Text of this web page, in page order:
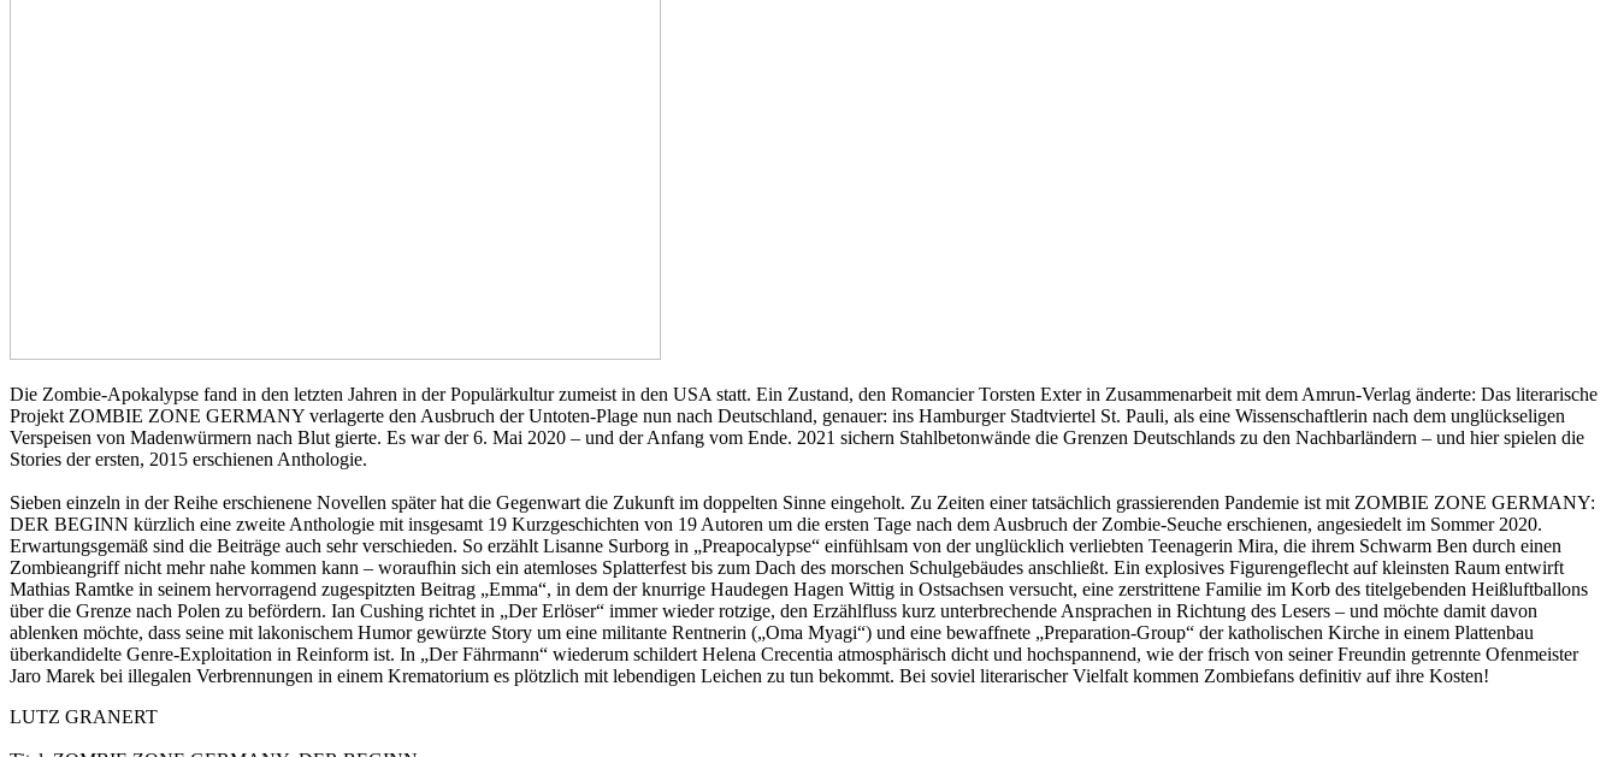
Die Zombie-Apokalypse fand in den letzten Jahren in der Populärkultur zumeist in den USA statt. Ein Zustand, den Romancier Torsten Exter in Zusammenarbeit mit dem Amrun-Verlag änderte: Das literarische
Projekt ZOMBIE ZONE GERMANY verlagerte den Ausbruch der Untoten-Plage nun nach Deutschland, genauer: ins Hamburger Stadtviertel St. Pauli, als eine Wissenschaftlerin nach dem unglückseligen
Verspeisen von Madenwürmern nach Blut gierte. Es war der 6. Mai 2020 – und der Anfang vom Ende. 2021 sichern Stahlbetonwände die Grenzen Deutschlands zu den Nachbarländern – und hier spielen die
Stories der ersten, 2015 erschienen Anthologie.
Sieben einzeln in der Reihe erschienene Novellen später hat die Gegenwart die Zukunft im doppelten Sinne eingeholt. Zu Zeiten einer tatsächlich grassierenden Pandemie ist mit ZOMBIE ZONE GERMANY:
DER BEGINN kürzlich eine zweite Anthologie mit insgesamt 19 Kurzgeschichten von 19 Autoren um die ersten Tage nach dem Ausbruch der Zombie-Seuche erschienen, angesiedelt im Sommer 2020.
Erwartungsgemäß sind die Beiträge auch sehr verschieden. So erzählt Lisanne Surborg in „Preapocalypse“ einfühlsam von der unglücklich verliebten Teenagerin Mira, die ihrem Schwarm Ben durch einen
Zombieangriff nicht mehr nahe kommen kann – woraufhin sich ein atemloses Splatterfest bis zum Dach des morschen Schulgebäudes anschließt. Ein explosives Figurengeflecht auf kleinsten Raum entwirft
Mathias Ramtke in seinem hervorragend zugespitzten Beitrag „Emma“, in dem der knurrige Haudegen Hagen Wittig in Ostsachsen versucht, eine zerstrittene Familie im Korb des titelgebenden Heißluftballons
über die Grenze nach Polen zu befördern. Ian Cushing richtet in „Der Erlöser“ immer wieder rotzige, den Erzählfluss kurz unterbrechende Ansprachen in Richtung des Lesers – und möchte damit davon
ablenken möchte, dass seine mit lakonischem Humor gewürzte Story um eine militante Rentnerin („Oma Myagi“) und eine bewaffnete „Preparation-Group“ der katholischen Kirche in einem Plattenbau
überkandidelte Genre-Exploitation in Reinform ist. In „Der Fährmann“ wiederum schildert Helena Crecentia atmosphärisch dicht und hochspannend, wie der frisch von seiner Freundin getrennte Ofenmeister
Jaro Marek bei illegalen Verbrennungen in einem Krematorium es plötzlich mit lebendigen Leichen zu tun bekommt. Bei soviel literarischer Vielfalt kommen Zombiefans definitiv auf ihre Kosten!
LUTZ GRANERT